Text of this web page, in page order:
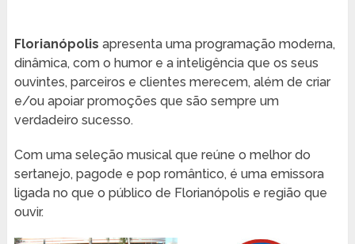
Florianópolis apresenta uma programação moderna,
dinâmica, com o humor e a inteligência que os seus
ouvintes, parceiros e clientes merecem, além de criar
e/ou apoiar promoções que são sempre um
verdadeiro sucesso.
Com uma seleção musical que reúne o melhor do
sertanejo, pagode e pop romântico, é uma emissora
ligada no que o público de Florianópolis e região que
ouvir.